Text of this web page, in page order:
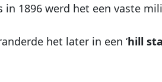
1896 werd het een vaste
het later in een ‘hill